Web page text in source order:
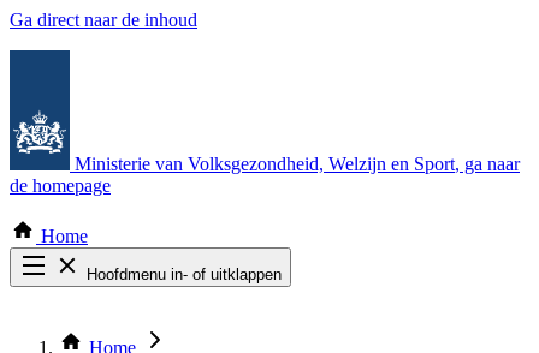
Ga direct naar de inhoud
Ministerie van Volksgezondheid, Welzijn en Sport, ga naar
de homepage
Home
Hoofdmenu in- of uitklappen
Thema COVID-19
Home